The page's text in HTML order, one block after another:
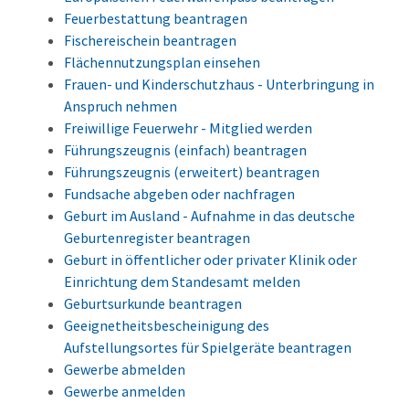
Feuerbestattung beantragen
Fischereischein beantragen
Flächennutzungsplan einsehen
Frauen- und Kinderschutzhaus - Unterbringung in
Anspruch nehmen
Freiwillige Feuerwehr - Mitglied werden
Führungszeugnis (einfach) beantragen
Führungszeugnis (erweitert) beantragen
Fundsache abgeben oder nachfragen
Geburt im Ausland - Aufnahme in das deutsche
Geburtenregister beantragen
Geburt in öffentlicher oder privater Klinik oder
Einrichtung dem Standesamt melden
Geburtsurkunde beantragen
Geeignetheitsbescheinigung des
Aufstellungsortes für Spielgeräte beantragen
Gewerbe abmelden
Gewerbe anmelden